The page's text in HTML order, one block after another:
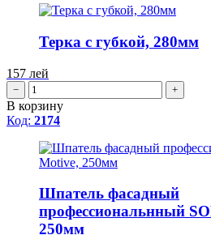
Терка с губкой, 280мм
157 лей
− +
В корзину
Код: 2174
Шпатель фасадный
профессиональнный
250мм